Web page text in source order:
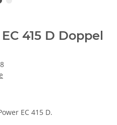
415 D Doppel
EC 415 D.